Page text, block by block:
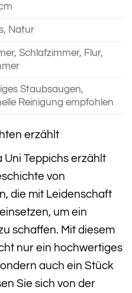
Natur
Schlafzimmer, Flur,
Staubsaugen,
Reinigung empfohlen
erzählt
Teppichs erzählt
von
die mit Leidenschaft
um ein
schaffen. Mit diesem
nur ein hochwertiges
auch ein Stück
Sie sich von der